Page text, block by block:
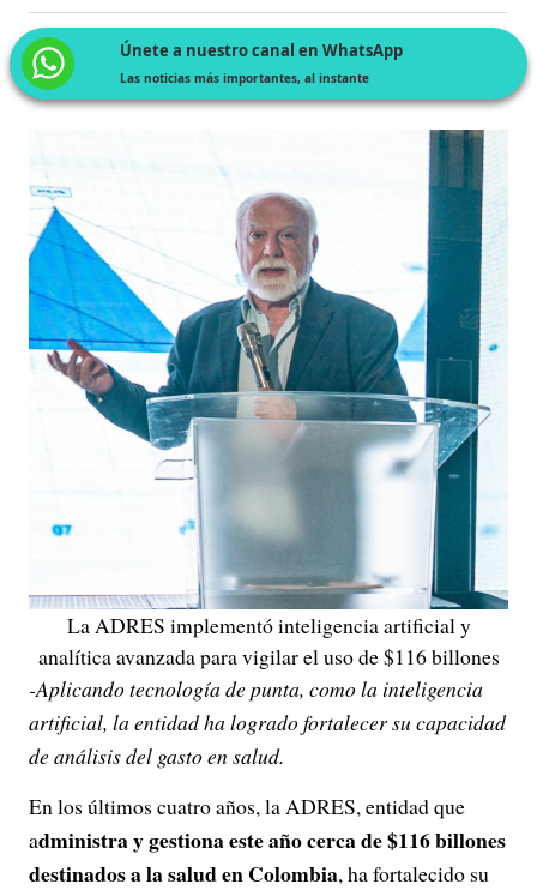
Únete a nuestro canal en WhatsApp
Las noticias más importantes, al instante
La ADRES implementó inteligencia artificial y
analítica avanzada para vigilar el uso de $116 billones
-Aplicando tecnología de punta, como la inteligencia
artificial, la entidad ha logrado fortalecer su capacidad
de análisis del gasto en salud.
En los últimos cuatro años, la ADRES, entidad que
administra y gestiona este año cerca de $116 billones
destinados a la salud en Colombia, ha fortalecido su